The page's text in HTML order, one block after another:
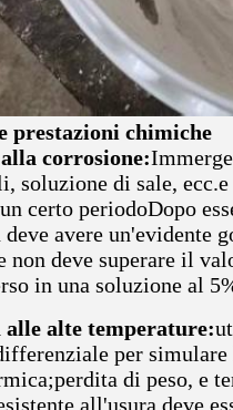
prestazioni chimiche
corrosione:
soluzione di sale,
certo periodoDopo
avere un'evidente
non deve superare il
in una soluzione al
alle alte temperature:
per
di peso, e
all'usura deve